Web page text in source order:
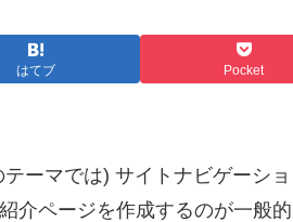
はてブ Pocket
ーマでは) サイトナビゲーシ
ページを作成するのが一般